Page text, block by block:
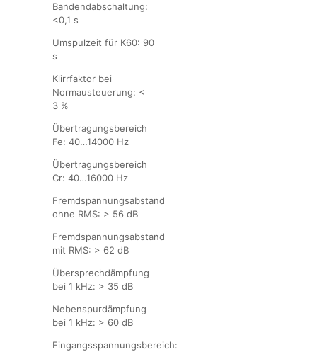
Bandendabschaltung:
<0,1 s
Umspulzeit für K60: 90
s
Klirrfaktor bei
Normausteuerung: <
3 %
Übertragungsbereich
Fe: 40…14000 Hz
Übertragungsbereich
Cr: 40…16000 Hz
Fremdspannungsabstand
ohne RMS: > 56 dB
Fremdspannungsabstand
mit RMS: > 62 dB
Übersprechdämpfung
bei 1 kHz: > 35 dB
Nebenspurdämpfung
bei 1 kHz: > 60 dB
Eingangsspannungsbereich: